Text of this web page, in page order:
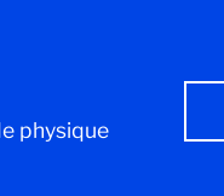
physique